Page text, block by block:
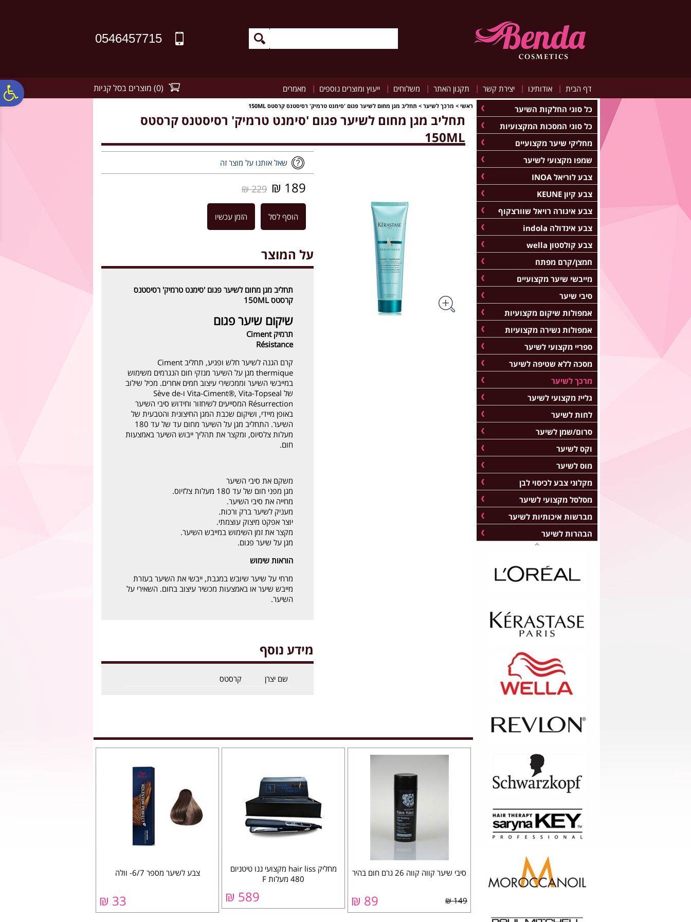
0546457715
דף הבית | אודותינו | יצירת קשר | תקנון האתר | משלוחים | ייעוץ ומוצרים נוספים | מאמרים (
0
) מוצרים בסל קניות
ראשי > מרכך לשיער > תחליב מגן מחום לשיער פגום 'סימנט טרמיק' רסיסטנס קרסטס 150ML
תחליב מגן מחום לשיער פגום 'סימנט טרמיק' רסיסטנס קרסטס
150ML
שאל אותנו על מוצר זה
189 ₪
229 ₪
הוסף לסל הזמן עכשיו
על המוצר
תחליב מגן מחום לשיער פגום 'סימנט טרמיק' רסיסטנס
קרסטס 150ML
שיקום שיער פגום
תרמיק Ciment
Résistance
קרם הגנה לשיער חלש ופגיע, תחליב Ciment
thermique מגן על השיער מנזקי חום הנגרמים משימוש
במייבשי השיער וממכשירי עיצוב חמים אחרים. מכיל שילוב
של Vita-Ciment®, Vita-Topseal ו-Sève de
Résurrection המסייעים לשיחזור וחידוש סיבי השיער
באופן מיידי, ושיקום שכבת המגן החיצונית והטבעית של
השיער. התחליב מגן על השיער מחום עד של עד 180
מעלות צלסיוס, ומקצר את תהליך ייבוש השיער באמצעות
חום.
משקם את סיבי השיער
מגן מפני חום של עד 180 מעלות צלזיוס.
מחייה את סיבי השיער.
מעניק לשיער ברק ורכות.
יוצר אפקט מיצוק עוצמתי.
מקצר את זמן השימוש במייבש השיער.
מגן על שיער פגום.
הוראות שימוש
מרחי על שיער שיובש במגבת, ייבשי את השיער בעזרת
מייבש שיער או באמצעות מכשיר עיצוב בחום. השאירי על
השיער.
מידע נוסף
שם יצרן קרסטס
סיבי שיער קווה קווה 26 גרם חום בהיר
149 ₪
89 ₪
מחליק hair liss מקצועי ננו טיטניום
480 מעלות F
589 ₪
צבע לשיער מספר 6/7- וולה
33 ₪
כל סוגי החלקות השיער
כל סוגי המסכות המקצועיות
מחליקי שיער מקצועיים
שמפו מקצועי לשיער
צבע לוריאל INOA
צבע קיון KEUNE
צבע איגורה רויאל שוורצקוף
צבע אינדולה indola
צבע קולסטון wella
חמצן/קרם מפתח
מייבשי שיער מקצועיים
סיבי שיער
אמפולות שיקום מקצועיות
אמפולות נשירה מקצועיות
ספריי מקצועי לשיער
מסכה ללא שטיפה לשיער
מרכך לשיער
גלייז מקצועי לשיער
לחות לשיער
סרום/שמן לשיער
וקס לשיער
מוס לשיער
מקלוני צבע לכיסוי לבן
מסלסל מקצועי לשיער
מברשות איכותיות לשיער
הבהרות לשיער